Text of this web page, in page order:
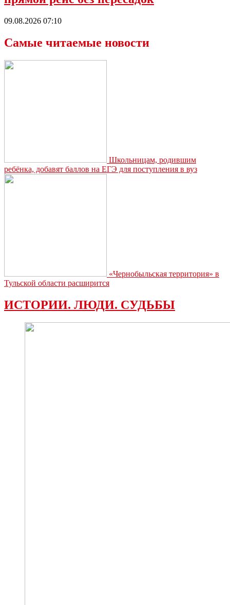
09.08.2026 07:10
Самые читаемые новости
Школьницам, родившим
ребёнка, добавят баллов на ЕГЭ для поступления в вуз
«Чернобыльская территория» в
Тульской области расширится
ИСТОРИИ. ЛЮДИ. СУДЬБЫ